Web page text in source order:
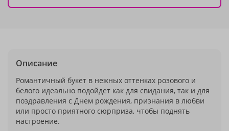
Описание
Романтичный букет в нежных оттенках розового и
белого идеально подойдет как для свидания, так и для
поздравления с Днем рождения, признания в любви
или просто приятного сюрприза, чтобы поднять
настроение.